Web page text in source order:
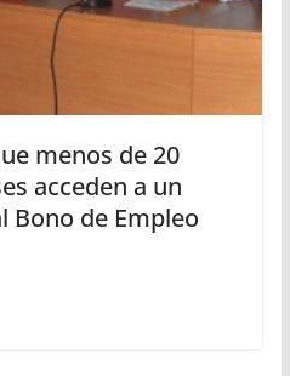
menos de 20
acceden a un
Bono de Empleo